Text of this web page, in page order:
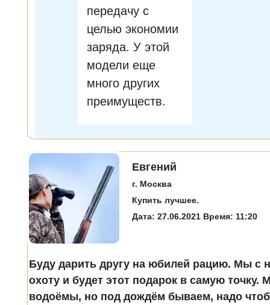
передачу с
целью экономии
заряда. У этой
модели еще
много других
преимуществ.
Евгений
г. Москва
Купить лучшее.
Дата: 27.06.2021 Время: 11:20
Буду дарить другу на юбилей рацию. Мы с
охоту и будет этот подарок в самую точку.
водоёмы, но под дождём бываем, надо